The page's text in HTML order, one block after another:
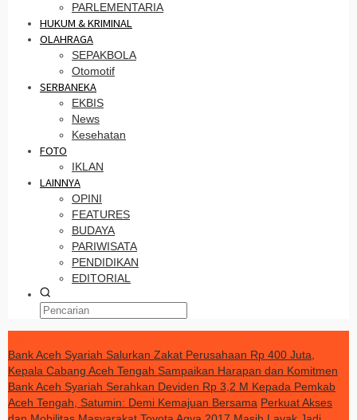
PARLEMENTARIA
HUKUM & KRIMINAL
OLAHRAGA
SEPAKBOLA
Otomotif
SERBANEKA
EKBIS
News
Kesehatan
FOTO
IKLAN
LAINNYA
OPINI
FEATURES
BUDAYA
PARIWISATA
PENDIDIKAN
EDITORIAL
Bank Aceh Syariah Salurkan Zakat Perusahaan Rp 400 Juta,
Kepala Cabang Aceh Tengah Sampaikan Harapan dan Komitmen
Bank Aceh Syariah Serahkan Deviden Rp 3,2 M Kepada Pemkab
Aceh Tengah, Satumin: Demi Kemajuan Bersama Perkuat Akses